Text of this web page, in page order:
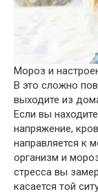
Мороз и
В это сложно
выходите из
Если вы
напряжение,
направляется к
организм и
стресса вы
касается той